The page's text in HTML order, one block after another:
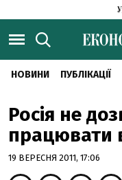
НОВИНИ ПУБЛІКАЦІЇ
Росія не
працювати
19 ВЕРЕСНЯ 2011, 17:06